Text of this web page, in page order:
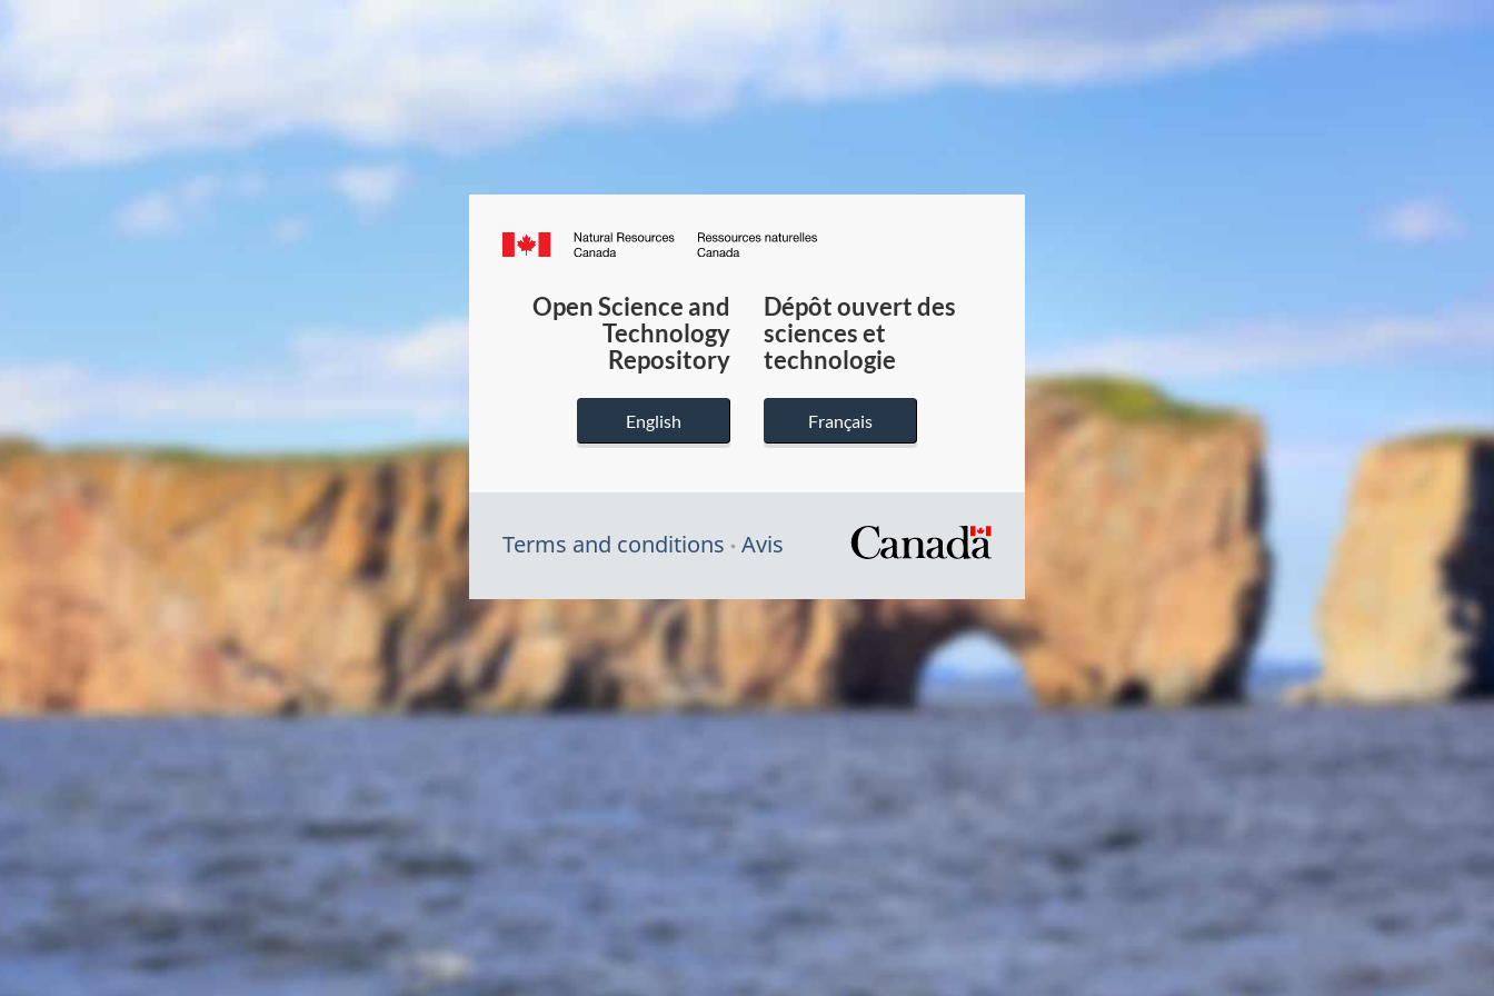
Canada.ca
du
Canada
Open Science and
Technology
Repository
English
Dépôt ouvert des
sciences et
technologie
Français
Terms and conditions Avis
/
du
gouvernement
du